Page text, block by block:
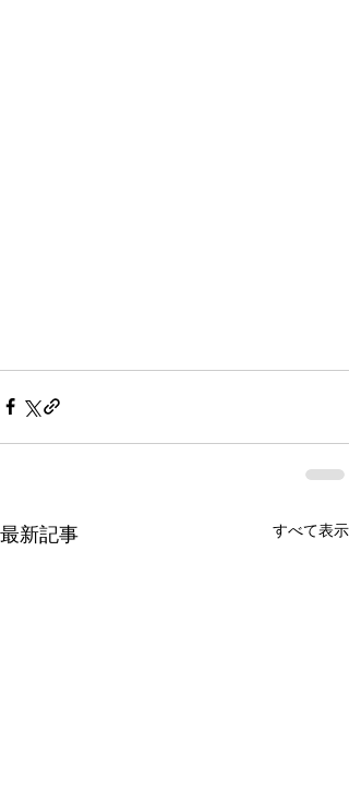
最新記事 すべて表示